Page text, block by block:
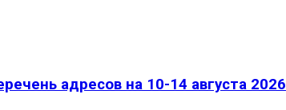
адресов на 10-14 августа 2026